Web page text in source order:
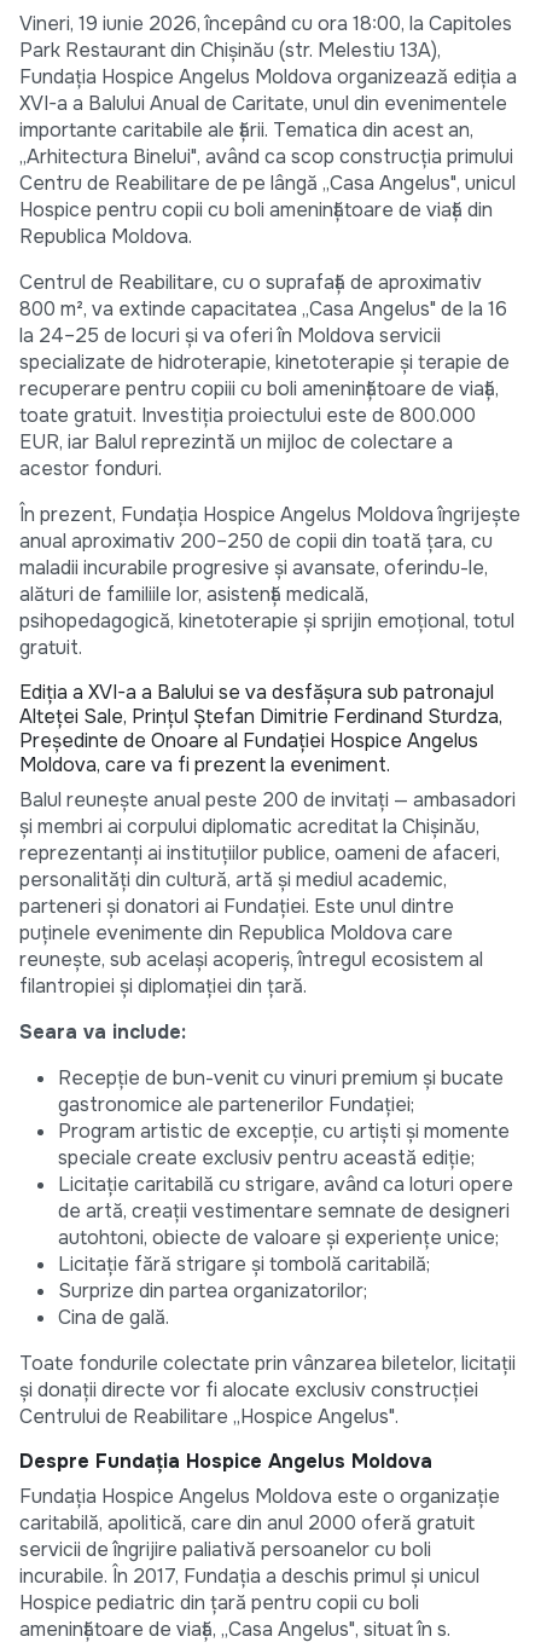
Vineri, 19 iunie 2026, începând cu ora 18:00, la Capitoles
Park Restaurant din Chișinău (str. Melestiu 13A),
Fundația Hospice Angelus Moldova organizează ediția a
XVI-a a Balului Anual de Caritate, unul din evenimentele
importante caritabile ale țării. Tematica din acest an,
„Arhitectura Binelui", având ca scop construcția primului
Centru de Reabilitare de pe lângă „Casa Angelus", unicul
Hospice pentru copii cu boli amenințătoare de viață din
Republica Moldova.
Centrul de Reabilitare, cu o suprafață de aproximativ
800 m², va extinde capacitatea „Casa Angelus" de la 16
la 24–25 de locuri și va oferi în Moldova servicii
specializate de hidroterapie, kinetoterapie și terapie de
recuperare pentru copiii cu boli amenințătoare de viață,
toate gratuit. Investiția proiectului este de 800.000
EUR, iar Balul reprezintă un mijloc de colectare a
acestor fonduri.
În prezent, Fundația Hospice Angelus Moldova îngrijește
anual aproximativ 200–250 de copii din toată țara, cu
maladii incurabile progresive și avansate, oferindu-le,
alături de familiile lor, asistență medicală,
psihopedagogică, kinetoterapie și sprijin emoțional, totul
gratuit.
Ediția a XVI-a a Balului se va desfășura sub patronajul
Alteței Sale, Prințul Ștefan Dimitrie Ferdinand Sturdza,
Președinte de Onoare al Fundației Hospice Angelus
Moldova, care va fi prezent la eveniment.
Balul reunește anual peste 200 de invitați — ambasadori
și membri ai corpului diplomatic acreditat la Chișinău,
reprezentanți ai instituțiilor publice, oameni de afaceri,
personalități din cultură, artă și mediul academic,
parteneri și donatori ai Fundației. Este unul dintre
puținele evenimente din Republica Moldova care
reunește, sub același acoperiș, întregul ecosistem al
filantropiei și diplomației din țară.
Seara va include:
Recepție de bun-venit cu vinuri premium și bucate
gastronomice ale partenerilor Fundației;
Program artistic de excepție, cu artiști și momente
speciale create exclusiv pentru această ediție;
Licitație caritabilă cu strigare, având ca loturi opere
de artă, creații vestimentare semnate de designeri
autohtoni, obiecte de valoare și experiențe unice;
Licitație fără strigare și tombolă caritabilă;
Surprize din partea organizatorilor;
Cina de gală.
Toate fondurile colectate prin vânzarea biletelor, licitații
și donații directe vor fi alocate exclusiv construcției
Centrului de Reabilitare „Hospice Angelus".
Despre Fundația Hospice Angelus Moldova
Fundația Hospice Angelus Moldova este o organizație
caritabilă, apolitică, care din anul 2000 oferă gratuit
servicii de îngrijire paliativă persoanelor cu boli
incurabile. În 2017, Fundația a deschis primul și unicul
Hospice pediatric din țară pentru copii cu boli
amenințătoare de viață, „Casa Angelus", situat în s.